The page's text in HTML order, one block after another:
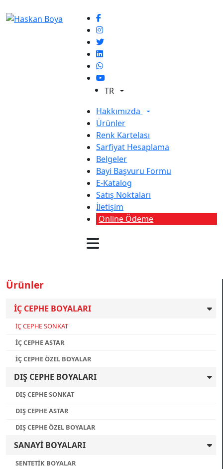
TR
Hakkımızda
Ürünler
Renk Kartelası
Sarfiyat Hesaplama
Belgeler
Bayi Başvuru Formu
E-Katalog
Satış Noktaları
İletişim
Online Ödeme
Ürünler
İÇ CEPHE BOYALARI
İÇ CEPHE SONKAT
İÇ CEPHE ASTAR
İÇ CEPHE ÖZEL BOYALAR
DIŞ CEPHE BOYALARI
DIŞ CEPHE SONKAT
DIŞ CEPHE ASTAR
DIŞ CEPHE ÖZEL BOYALAR
SANAYİ BOYALARI
SENTETİK BOYALAR